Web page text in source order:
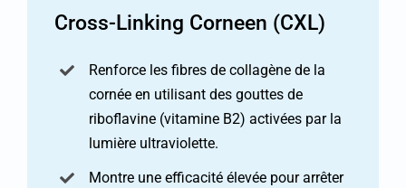
Cross-Linking Corneen (CXL)
Renforce les fibres de collagène de la
cornée en utilisant des gouttes de
riboflavine (vitamine B2) activées par la
lumière ultraviolette.
Montre une efficacité élevée pour arrêter